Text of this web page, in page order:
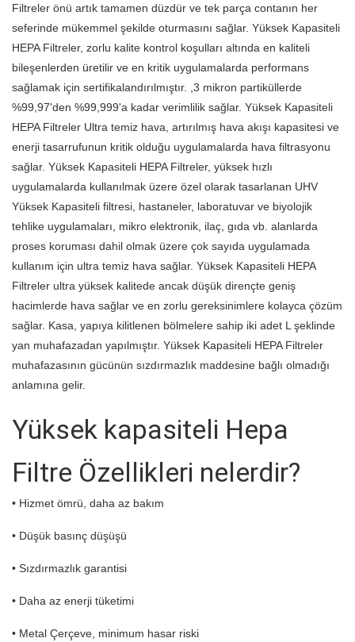
Filtreler önü artık tamamen düzdür ve tek parça contanın her
seferinde mükemmel şekilde oturmasını sağlar. Yüksek Kapasiteli
HEPA Filtreler, zorlu kalite kontrol koşulları altında en kaliteli
bileşenlerden üretilir ve en kritik uygulamalarda performans
sağlamak için sertifikalandırılmıştır. ,3 mikron partiküllerde
%99,97'den %99,999'a kadar verimlilik sağlar. Yüksek Kapasiteli
HEPA Filtreler Ultra temiz hava, artırılmış hava akışı kapasitesi ve
enerji tasarrufunun kritik olduğu uygulamalarda hava filtrasyonu
sağlar. Yüksek Kapasiteli HEPA Filtreler, yüksek hızlı
uygulamalarda kullanılmak üzere özel olarak tasarlanan UHV
Yüksek Kapasiteli filtresi, hastaneler, laboratuvar ve biyolojik
tehlike uygulamaları, mikro elektronik, ilaç, gıda vb. alanlarda
proses koruması dahil olmak üzere çok sayıda uygulamada
kullanım için ultra temiz hava sağlar. Yüksek Kapasiteli HEPA
Filtreler ultra yüksek kalitede ancak düşük dirençte geniş
hacimlerde hava sağlar ve en zorlu gereksinimlere kolayca çözüm
sağlar. Kasa, yapıya kilitlenen bölmelere sahip iki adet L şeklinde
yan muhafazadan yapılmıştır. Yüksek Kapasiteli HEPA Filtreler
muhafazasının gücünün sızdırmazlık maddesine bağlı olmadığı
anlamına gelir.
Yüksek kapasiteli Hepa
Filtre Özellikleri nelerdir?
• Hizmet ömrü, daha az bakım
• Düşük basınç düşüşü
• Sızdırmazlık garantisi
• Daha az enerji tüketimi
• Metal Çerçeve, minimum hasar riski